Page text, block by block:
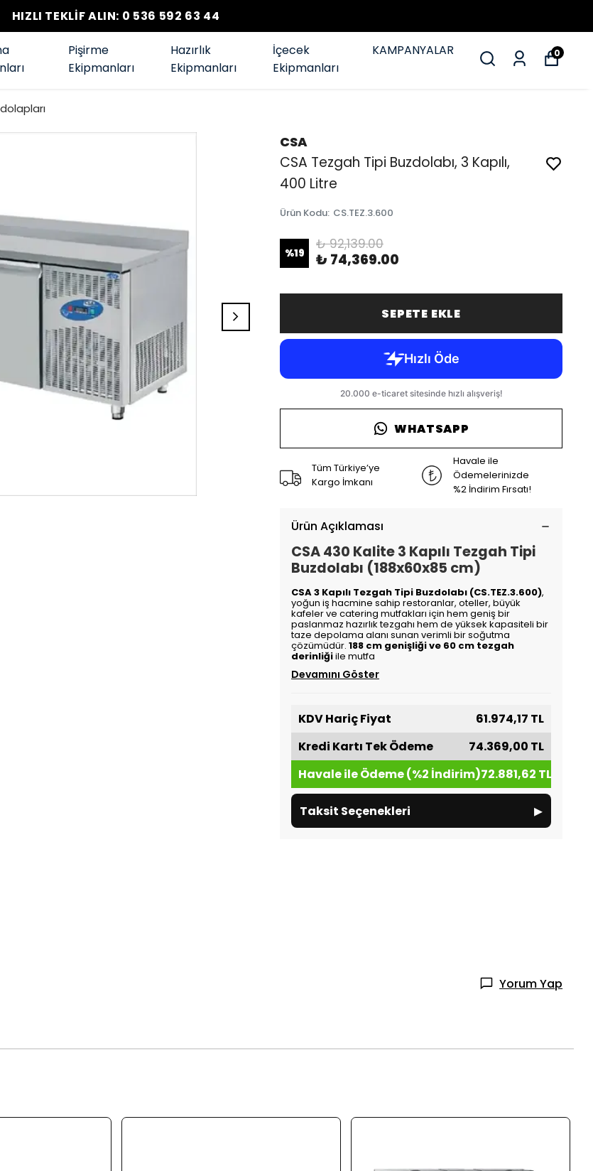
HIZLI TEKLİF ALIN: 0 536 592 63 44
Pişirme
Ekipmanları
Hazırlık
Ekipmanları
İçecek
Ekipmanları
KAMPANYALAR 0
CSA
CSA Tezgah Tipi Buzdolabı, 3 Kapılı,
400 Litre
Ürün Kodu: CS.TEZ.3.600
%19
₺ 92,139.00
₺ 74,369.00
SEPETE EKLE
WHATSAPP
Tüm Türkiye’ye
Kargo İmkanı
Havale ile
Ödemelerinizde
%2 İndirim Fırsatı!
Ürün Açıklaması
CSA 430 Kalite 3 Kapılı Tezgah Tipi
Buzdolabı (188x60x85 cm)
CSA 3 Kapılı Tezgah Tipi Buzdolabı (CS.TEZ.3.600),
yoğun iş hacmine sahip restoranlar, oteller, büyük
kafeler ve catering mutfakları için hem geniş bir
paslanmaz hazırlık tezgahı hem de yüksek kapasiteli bir
taze depolama alanı sunan verimli bir soğutma
çözümüdür.188 cm genişliği ve 60 cm tezgah
derinliğiile mutfa
Devamını Göster
KDV Hariç Fiyat
61.974,17 TL
Kredi Kartı Tek Ödeme
74.369,00 TL
Havale ile Ödeme (%2 İndirim)72.881,62 TL
Taksit Seçenekleri ▸
Yorum Yap